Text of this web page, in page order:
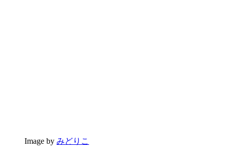
Image by みどりこ